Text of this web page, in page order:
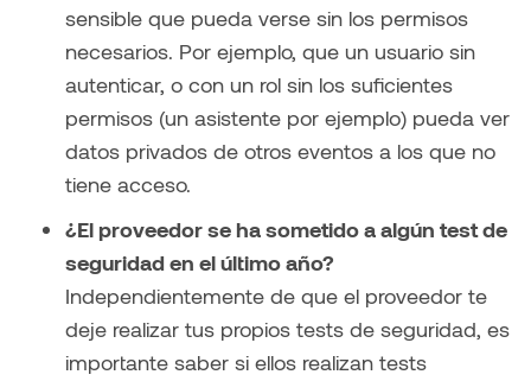
sensible que pueda verse sin los permisos
necesarios. Por ejemplo, que un usuario sin
autenticar, o con un rol sin los suficientes
permisos (un asistente por ejemplo) pueda ver
datos privados de otros eventos a los que no
tiene acceso.
¿El proveedor se ha sometido a algún test de
seguridad en el último año?
Independientemente de que el proveedor te
deje realizar tus propios tests de seguridad, es
importante saber si ellos realizan tests